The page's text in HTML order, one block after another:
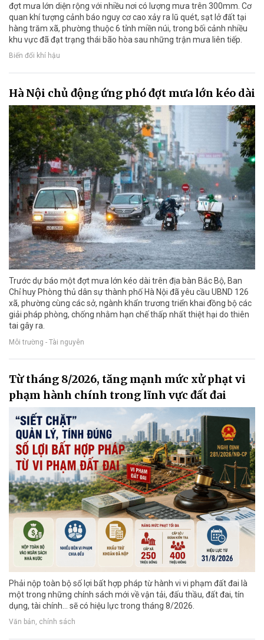
đợt mưa lớn diện rộng với nhiều nơi có lượng mưa trên 300mm. Cơ
quan khí tượng cảnh báo nguy cơ cao xảy ra lũ quét, sạt lở đất tại
hàng trăm xã, phường thuộc 6 tỉnh miền núi, trong bối cảnh nhiều
khu vực đã đạt trạng thái bão hòa sau những trận mưa liên tiếp.
Biến đổi khí hậu
Hà Nội chủ động ứng phó đợt mưa lớn kéo dài
Trước dự báo một đợt mưa lớn kéo dài trên địa bàn Bắc Bộ, Ban
Chỉ huy Phòng thủ dân sự thành phố Hà Nội đã yêu cầu UBND 126
xã, phường cùng các sở, ngành khẩn trương triển khai đồng bộ các
giải pháp phòng, chống nhằm hạn chế thấp nhất thiệt hại do thiên
tai gây ra.
Môi trường - Tài nguyên
Từ tháng 8/2026, tăng mạnh mức xử phạt vi
phạm hành chính trong lĩnh vực đất đai
Phải nộp toàn bộ số lợi bất hợp pháp từ hành vi vi phạm đất đai là
một trong những chính sách mới về vận tải, đấu thầu, đất đai, tín
dụng, tài chính... sẽ có hiệu lực trong tháng 8/2026.
Văn bản, chính sách